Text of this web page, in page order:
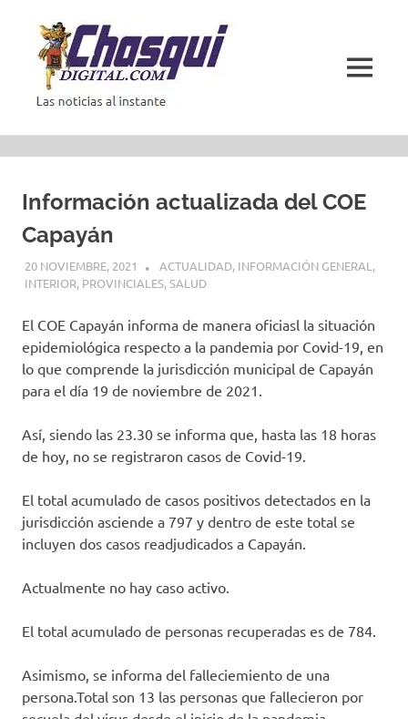
contenido
MENÚ
Información actualizada del COE
Capayán
20 NOVIEMBRE, 2021 ACTUALIDAD, INFORMACIÓN GENERAL ,
INTERIOR, PROVINCIALES,SALUD
El COE Capayán informa de manera oficiasl la situación
epidemiológica respecto a la pandemia por Covid-19, en
lo que comprende la jurisdicción municipal de Capayán
para el día 19 de noviembre de 2021.
Así, siendo las 23.30 se informa que, hasta las 18 horas
de hoy, no se registraron casos de Covid-19.
El total acumulado de casos positivos detectados en la
jurisdicción asciende a 797 y dentro de este total se
incluyen dos casos readjudicados a Capayán.
Actualmente no hay caso activo.
El total acumulado de personas recuperadas es de 784.
Asimismo, se informa del falleciemiento de una
persona.Total son 13 las personas que fallecieron por